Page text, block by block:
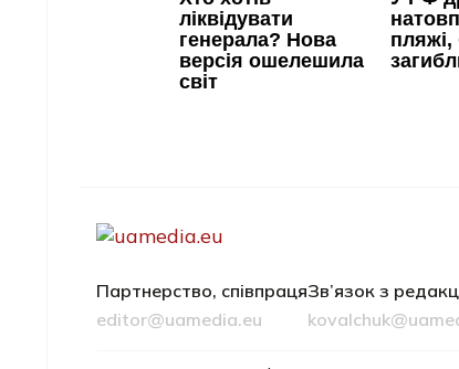
Партнерство, співпраця
editor@uamedia.eu
Зв’язок з